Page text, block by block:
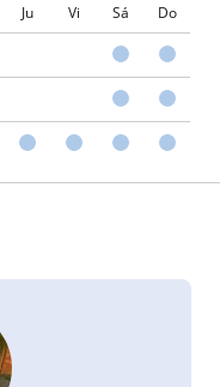
Ju Vi Sá Do